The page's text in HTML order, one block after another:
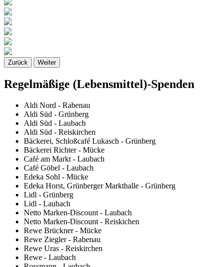
Zurück Weiter
Regelmäßige (Lebensmittel)-Spenden
Aldi Nord - Rabenau
Aldi Süd - Grünberg
Aldi Süd - Laubach
Aldi Süd - Reiskirchen
Bäckerei, Schloßcafé Lukasch - Grünberg
Bäckerei Richter - Mücke
Café am Markt - Laubach
Café Göbel - Laubach
Edeka Sohl - Mücke
Edeka Horst, Grünberger Markthalle - Grünberg
Lidl - Grünberg
Lidl - Laubach
Netto Marken-Discount - Laubach
Netto Marken-Discount - Reiskichen
Rewe Brückner - Mücke
Rewe Ziegler - Rabenau
Rewe Uras - Reiskirchen
Rewe - Laubach